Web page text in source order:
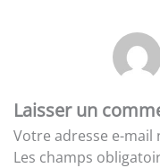
Laisser un
Votre adresse e-mail
Les champs